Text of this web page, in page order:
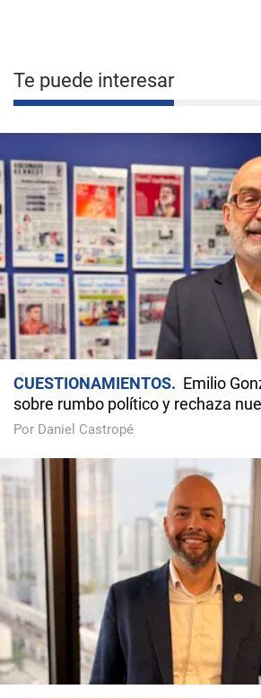
Te puede interesar
CUESTIONAMIENTOS
Emilio
sobre rumbo político y rechaza
Por Daniel Castropé